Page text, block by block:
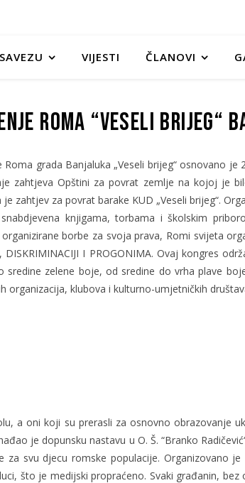
VIJESTI ČLANOVI
Roma “Veseli brijeg“
Roma grada Banjaluka „Veseli brijeg“ osnovano
zahtjeva Opštini za povrat zemlje na kojoj je
je zahtjev za povrat barake KUD „Veseli brijeg“.
knjigama, torbama i školskim
borbe za svoja prava, Romi svijeta
DISKRIMINACIJI I PROGONIMA. Ovaj kongres
sredine zelene boje, od sredine do vrha plave
organizacija, klubova i kulturno-umjetničkih
a oni koji su prerasli za osnovno obrazovanje
je dopunsku nastavu u O. Š. “Branko
svu djecu romske populacije. Organizovano
što je medijski propraćeno. Svaki građanin,